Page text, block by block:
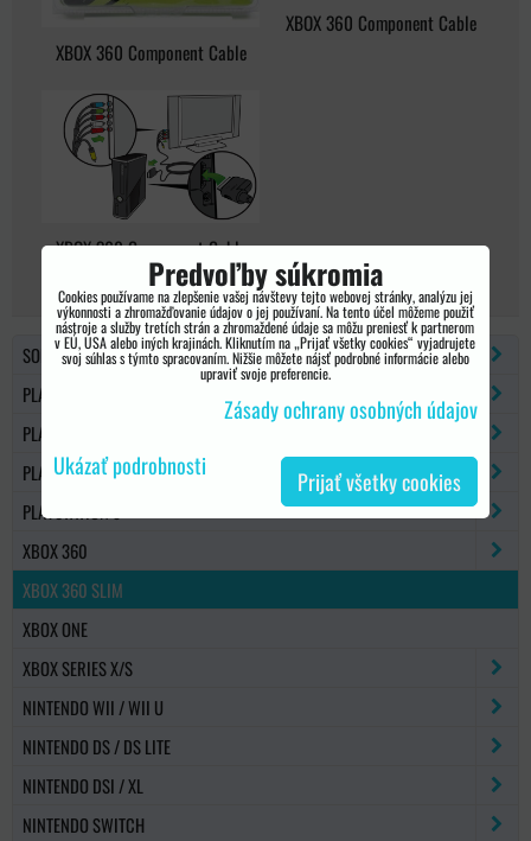
XBOX 360 Component Cable
XBOX 360 Component Cable
XBOX 360 Component Cable
SONY PSP
PLAYSTATION 2
PLAYSTATION 3
PLAYSTATION 4
PLAYSTATION 5
XBOX 360
XBOX 360 SLIM
XBOX ONE
XBOX SERIES X/S
NINTENDO WII / WII U
NINTENDO DS / DS LITE
NINTENDO DSI / XL
NINTENDO SWITCH
Predvoľby súkromia
Cookies používame na zlepšenie vašej návštevy tejto webovej stránky, analýzu jej
výkonnosti a zhromažďovanie údajov o jej používaní. Na tento účel môžeme použiť
nástroje a služby tretích strán a zhromaždené údaje sa môžu preniesť k partnerom
v EÚ, USA alebo iných krajinách. Kliknutím na „Prijať všetky cookies“ vyjadrujete
svoj súhlas s týmto spracovaním. Nižšie môžete nájsť podrobné informácie alebo
upraviť svoje preferencie.
Zásady ochrany osobných údajov
Ukázať podrobnosti
Prijať všetky cookies